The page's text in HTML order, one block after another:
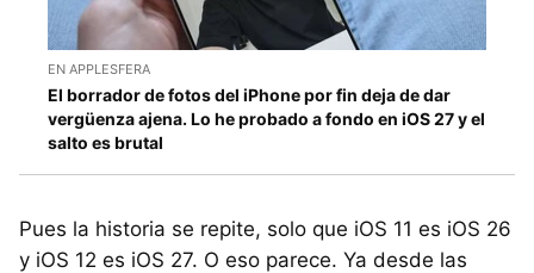
EN APPLESFERA
El borrador de fotos del iPhone por fin deja de dar
vergüenza ajena. Lo he probado a fondo en iOS 27 y el
salto es brutal
Pues la historia se repite, solo que iOS 11 es iOS 26
y iOS 12 es iOS 27. O eso parece. Ya desde las